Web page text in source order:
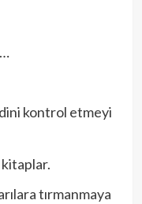
kontrol etmeyi
tırmanmaya